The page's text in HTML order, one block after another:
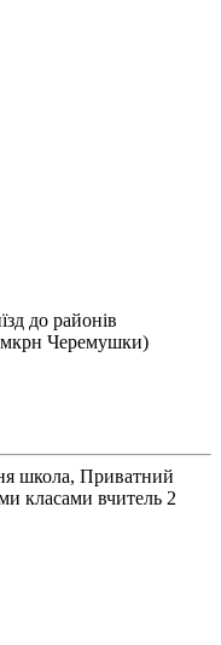
до районів
мкрн Черемушки)
школа, Приватний
класами вчитель 2